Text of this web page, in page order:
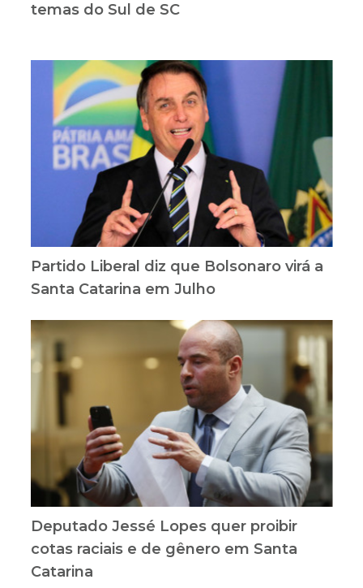
temas do Sul de SC
Partido Liberal diz que Bolsonaro virá a
Santa Catarina em Julho
Deputado Jessé Lopes quer proibir
cotas raciais e de gênero em Santa
Catarina